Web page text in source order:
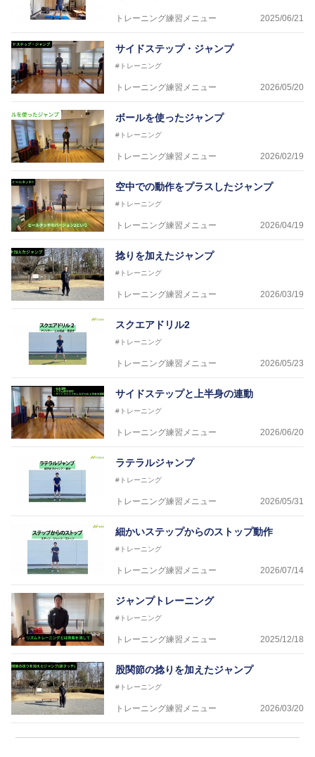
トレーニング練習メニュー 2025/06/21
サイドステップ・ジャンプ
#トレーニング
トレーニング練習メニュー 2026/05/20
ボールを使ったジャンプ
#トレーニング
トレーニング練習メニュー 2026/02/19
空中での動作をプラスしたジャンプ
#トレーニング
トレーニング練習メニュー 2026/04/19
捻りを加えたジャンプ
#トレーニング
トレーニング練習メニュー 2026/03/19
スクエアドリル2
#トレーニング
トレーニング練習メニュー 2026/05/23
サイドステップと上半身の連動
#トレーニング
トレーニング練習メニュー 2026/06/20
ラテラルジャンプ
#トレーニング
トレーニング練習メニュー 2026/05/31
細かいステップからのストップ動作
#トレーニング
トレーニング練習メニュー 2026/07/14
ジャンプトレーニング
#トレーニング
トレーニング練習メニュー 2025/12/18
股関節の捻りを加えたジャンプ
#トレーニング
トレーニング練習メニュー 2026/03/20